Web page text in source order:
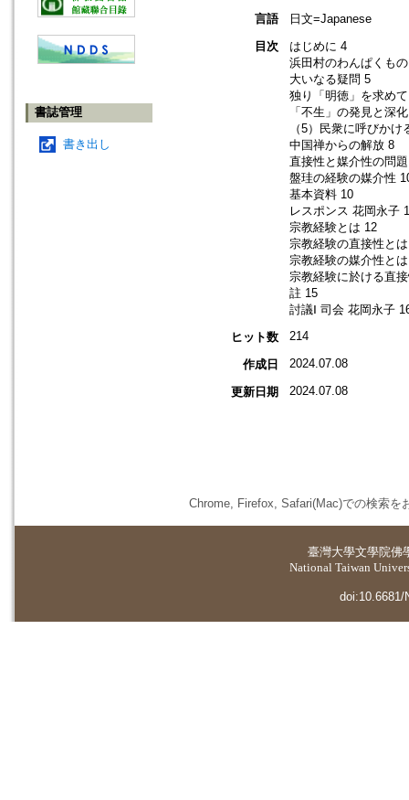
書誌管理
書き出し
言語
日文=Japanese
目次
はじめに 4
浜田村のわんぱくも
大いなる疑問 5
独り「明徳」を求め
「不生」の発見と深
（5）民衆に呼びかけ
中国禅からの解放 8
直接性と媒介性の問
盤珪の経験の媒介性
基本資料 10
レスポンス 花岡永子
宗教経験とは 12
宗教経験の直接性と
宗教経験の媒介性と
宗教経験に於ける直
註 15
討議Ⅰ 司会 花岡永子
ヒット数
214
作成日 2024.07.08
更新日期 2024.07.08
Chrome, Firefox, Safari(Mac)での検索を
臺灣大學文學院佛
National Taiwan
doi:10.6681/